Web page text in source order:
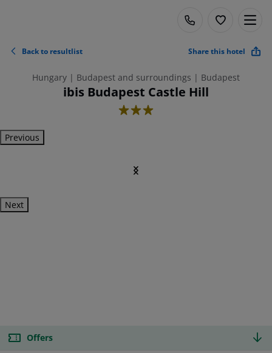
Back to resultlist Share this hotel
Hungary | Budapest and surroundings | Budapest
ibis Budapest Castle Hill
3
Previous
Next
Offers